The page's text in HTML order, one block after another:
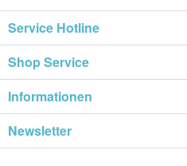
Service Hotline
Shop Service
Informationen
Newsletter